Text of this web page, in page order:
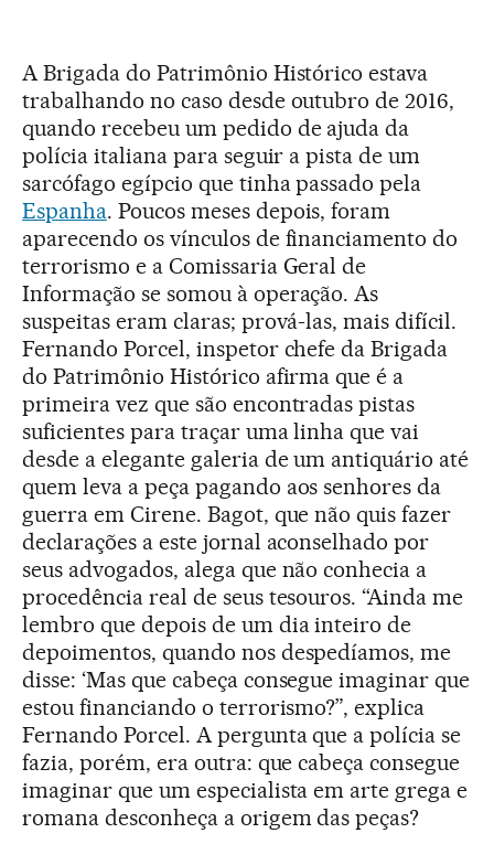
A Brigada do Patrimônio Histórico estava
trabalhando no caso desde outubro de 2016,
quando recebeu um pedido de ajuda da
polícia italiana para seguir a pista de um
sarcófago egípcio que tinha passado pela
Espanha. Poucos meses depois, foram
aparecendo os vínculos de financiamento do
terrorismo e a Comissaria Geral de
Informação se somou à operação. As
suspeitas eram claras; prová-las, mais difícil.
Fernando Porcel, inspetor chefe da Brigada
do Patrimônio Histórico afirma que é a
primeira vez que são encontradas pistas
suficientes para traçar uma linha que vai
desde a elegante galeria de um antiquário até
quem leva a peça pagando aos senhores da
guerra em Cirene. Bagot, que não quis fazer
declarações a este jornal aconselhado por
seus advogados, alega que não conhecia a
procedência real de seus tesouros. “Ainda me
lembro que depois de um dia inteiro de
depoimentos, quando nos despedíamos, me
disse: ‘Mas que cabeça consegue imaginar que
estou financiando o terrorismo?”, explica
Fernando Porcel. A pergunta que a polícia se
fazia, porém, era outra: que cabeça consegue
imaginar que um especialista em arte grega e
romana desconheça a origem das peças?